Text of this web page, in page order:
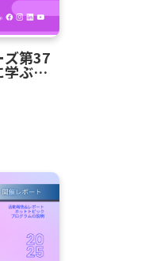
ズ第37
ぶ、